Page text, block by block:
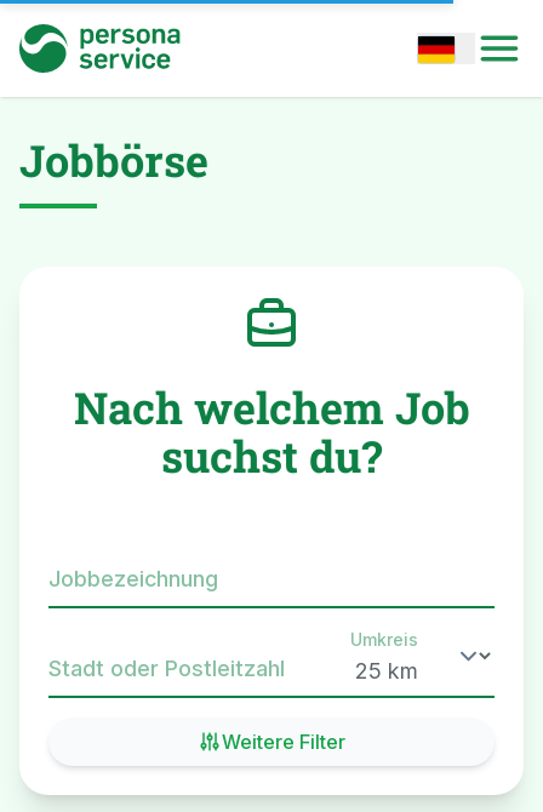
persona service Open options
Jobbörse
Nach welchem Job
suchst du?
Jobbezeichnung
Stadt oder Postleitzahl
Umkreis
Weitere Filter